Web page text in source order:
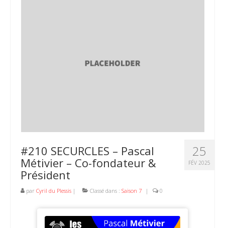
25
FÉV 2025
#210 SECURCLES – Pascal
Métivier – Co-fondateur &
Président
par Cyril du Plessis | Classé dans : Saison 7 | 0